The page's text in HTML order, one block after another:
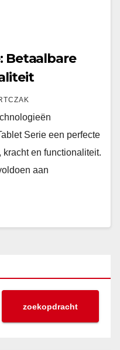
Betaalbare
Serie een perfecte
en functionaliteit.
aan
zoekopdracht